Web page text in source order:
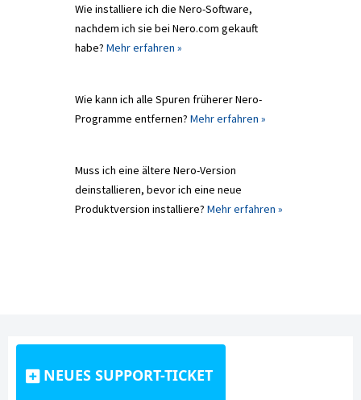
Wie installiere ich die Nero-Software,
nachdem ich sie bei Nero.com gekauft
habe? Mehr erfahren »
Wie kann ich alle Spuren früherer Nero-
Programme entfernen? Mehr erfahren »
Muss ich eine ältere Nero-Version
deinstallieren, bevor ich eine neue
Produktversion installiere? Mehr erfahren »
NEUES SUPPORT-TICKET